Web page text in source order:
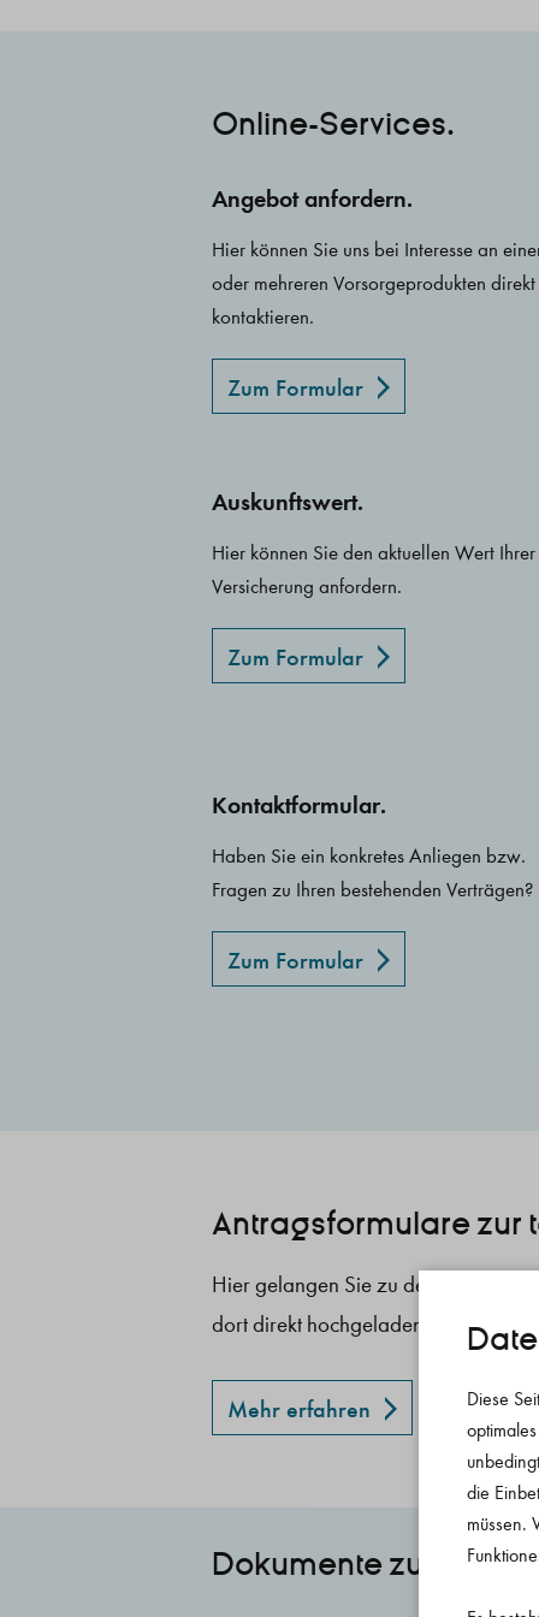
Online-Services.
Angebot anfordern.
Hier können Sie uns bei Interesse an
oder mehreren Vorsorgeprodukten direkt
kontaktieren.
Zum Formular
Auskunftswert.
Hier können Sie den aktuellen Wert Ihrer
Versicherung anfordern.
Zum Formular
Kontaktformular.
Haben Sie ein konkretes Anliegen bzw.
Fragen zu Ihren bestehenden Verträgen?
Zum Formular
Antragsformulare zur
Hier gelangen Sie zu den
dort direkt hochgeladen und
Mehr erfahren
Dokumente zum
Diese
die
müssen.